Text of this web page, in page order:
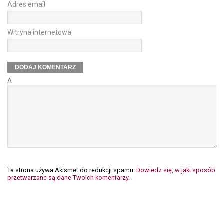
Adres email
Witryna internetowa
Δ
Ta strona używa Akismet do redukcji spamu. Dowiedz się, w jaki sposób
przetwarzane są dane Twoich komentarzy.